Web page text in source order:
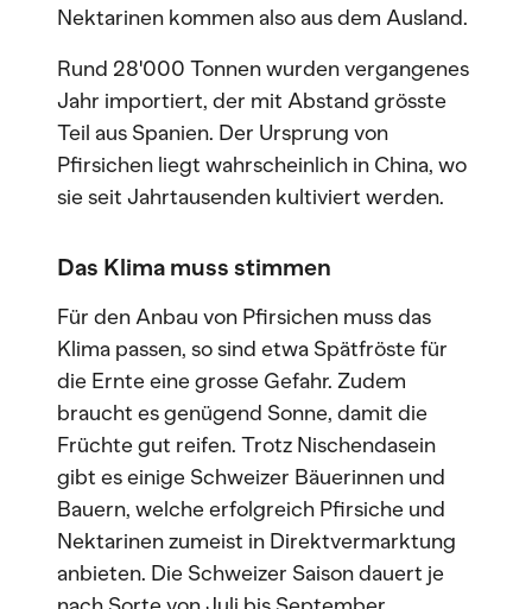
Nektarinen kommen also aus dem Ausland.
Rund 28'000 Tonnen wurden vergangenes
Jahr importiert, der mit Abstand grösste
Teil aus Spanien. Der Ursprung von
Pfirsichen liegt wahrscheinlich in China, wo
sie seit Jahrtausenden kultiviert werden.
Das Klima muss stimmen
Für den Anbau von Pfirsichen muss das
Klima passen, so sind etwa Spätfröste für
die Ernte eine grosse Gefahr. Zudem
braucht es genügend Sonne, damit die
Früchte gut reifen. Trotz Nischendasein
gibt es einige Schweizer Bäuerinnen und
Bauern, welche erfolgreich Pfirsiche und
Nektarinen zumeist in Direktvermarktung
anbieten. Die Schweizer Saison dauert je